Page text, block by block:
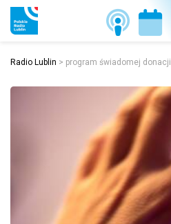
Radio Lublin > program świadomej donacji